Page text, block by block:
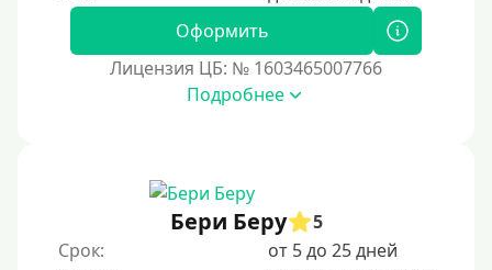
Моментальные онлайн
Экспресс
В день обращения
С 19 лет
Оформить
Лицензия ЦБ: № 1603465007766
Подробнее
Бери Беру
5
Срок:
от 5 до 25 дней